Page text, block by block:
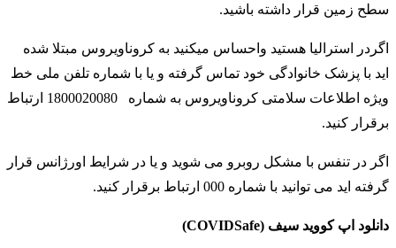
سطح زمین قرار داشته باشید.
اگردر استرالیا هستید واحساس میکنید به کروناویروس مبتلا شده
اید با پزشک خانوادگی خود تماس گرفته و یا با شماره تلفن ملی خط
ویژه اطلاعات سلامتی کروناویروس به شماره
1800020080 ارتباط
برقرار کنید.
اگر در تنفس با مشکل روبرو می شوید و یا در شرایط اورژانس قرار
گرفته اید می توانید با شماره 000 ارتباط برقرار کنید
.
دانلود اپ کووید سیف (COVIDSafe)